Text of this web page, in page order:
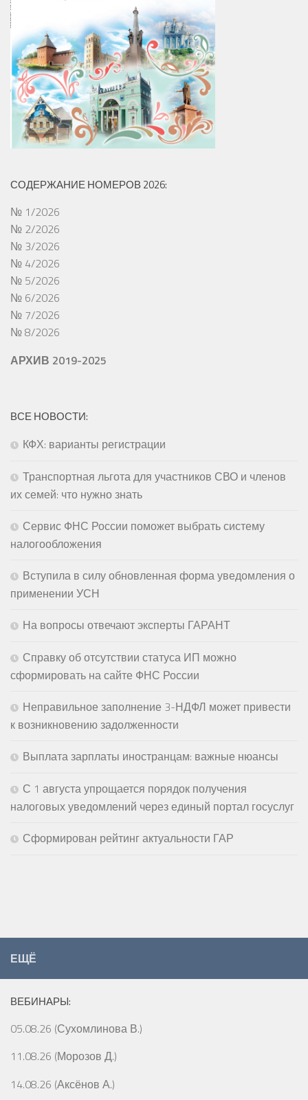
СОДЕРЖАНИЕ НОМЕРОВ 2026:
№ 1/2026
№ 2/2026
№ 3/2026
№ 4/2026
№ 5/2026
№ 6/2026
№ 7/2026
№ 8/2026
АРХИВ 2019-2025
ВСЕ НОВОСТИ:
КФХ: варианты регистрации
Транспортная льгота для участников СВО и членов
их семей: что нужно знать
Сервис ФНС России поможет выбрать систему
налогообложения
Вступила в силу обновленная форма уведомления о
применении УСН
На вопросы отвечают эксперты ГАРАНТ
Справку об отсутствии статуса ИП можно
сформировать на сайте ФНС России
Неправильное заполнение 3-НДФЛ может привести
к возникновению задолженности
Выплата зарплаты иностранцам: важные нюансы
С 1 августа упрощается порядок получения
налоговых уведомлений через единый портал госуслуг
Сформирован рейтинг актуальности ГАР
ЕЩЁ
ВЕБИНАРЫ:
05.08.26 (Сухомлинова В.)
11.08.26 (Морозов Д.)
14.08.26 (Аксёнов А.)